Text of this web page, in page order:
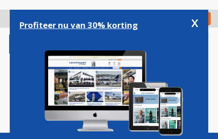
gaan
Check in
Magazine Podcasts Vacatures
Profiteer nu van 30% korting x